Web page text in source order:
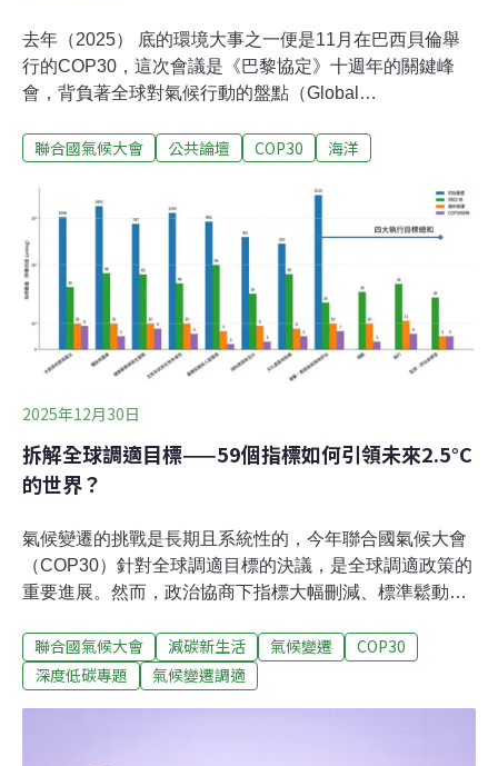
去年（2025） 底的環境大事之一便是11月在巴西貝倫舉
行的COP30，這次會議是《巴黎協定》十週年的關鍵峰
會，背負著全球對氣候行動的盤點（Global
的重大任務。COP30舉辦地在亞馬遜雨林，雨林沒有意外
待海洋? 不同立場的團體又如何呈現海洋的倡議? 海洋委
員會2025年實地參與 COP30，本文將從不同面向觀察
「海洋」在氣候議題的角色，從國家層級的「藍色
NDC」、小島及沿海國的角度、聯盟、空間等角度思考海
洋與COP的關係。 COP30海洋納入氣候談判的歷程與進
展近年來，「海洋與氣候」在聯合國氣候變遷綱要公約
（UNFCCC）進程中的地位日益提高，與以往COP相
較，海洋議題在COP30呈現出更加制度化與主流化的趨
勢。自COP25（馬德里，「藍色COP」）首次將海洋納入
聯合國氣候大會 公共論壇 COP30 海洋
2025年12月30日
拆解全球調適目標——59個指標如何引領未來2.5°C
的世界？
氣候變遷的挑戰是長期且系統性的，今年聯合國氣候大會
（COP30）針對全球調適目標的決議，是全球調適政策的
重要進展。然而，政治協商下指標大幅刪減、標準鬆動，
次全球盤點中發揮效用，引領各國強化國家調適計畫？本
次COP30通過了最終決議文「全球共作：全球集結因應氣
聯合國氣候大會 減碳新生活 氣候變遷
COP30
深度低碳專題
氣候變遷調適